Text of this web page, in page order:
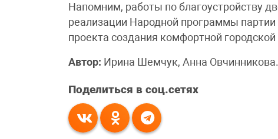
Напомним, работы по благоустройству
реализации Народной программы партии
проекта создания комфортной
Автор: Ирина Шемчук, Анна Овчинникова.
Поделиться в соц.сетях